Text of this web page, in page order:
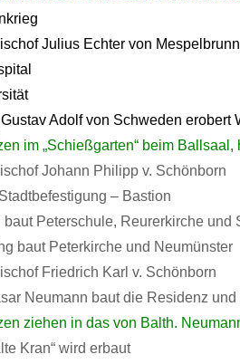
Julius Echter von Mespelbrunn
Adolf von Schweden erobert
im „Schießgarten“ beim Ballsaal,
Johann Philipp v. Schönborn
– Bastion
baut Peterschule, Reurerkirche und
baut Peterkirche und Neumünster
Friedrich Karl v. Schönborn
Neumann baut die Residenz
ziehen in das von Balth.
Kran“ wird erbaut